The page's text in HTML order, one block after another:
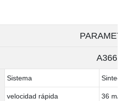
A366
Sistema Sintec
velocidad rápida 36 m/